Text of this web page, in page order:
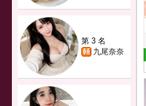
第 3 名
九尾奈奈